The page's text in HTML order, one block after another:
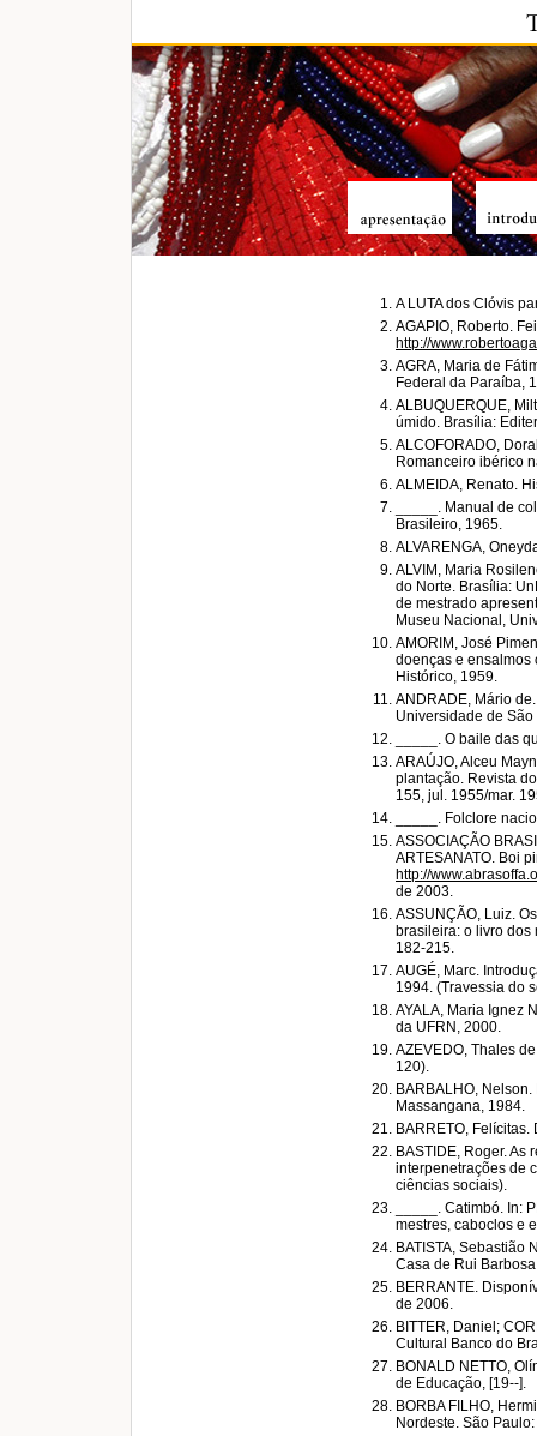
A LUTA dos Clóvis
AGAPIO, Roberto.
http://
AGRA, Maria de
Federal da Paraíba,
ALBUQUERQUE,
úmido. Brasília:
ALCOFORADO,
Romanceiro ibérico
ALMEIDA, Renato.
_____. Manual de
Brasileiro, 1965.
ALVARENGA,
ALVIM, Maria
do Norte. Brasília:
de mestrado
Museu Nacional,
AMORIM, José
doenças e ensalmos
Histórico, 1959.
ANDRADE, Mário
Universidade de
_____. O baile das
ARAÚJO, Alceu
plantação. Revista
155, jul. 1955/mar.
_____. Folclore
ASSOCIAÇÃO
ARTESANATO. Boi
http://
de 2003.
ASSUNÇÃO, Luiz.
brasileira: o livro dos
182-215.
AUGÉ, Marc.
1994. (Travessia do
AYALA, Maria Ignez
da UFRN, 2000.
AZEVEDO, Thales
120).
BARBALHO,
Massangana, 1984.
BARRETO,
BASTIDE, Roger.
interpenetrações de
ciências sociais).
_____. Catimbó. In:
mestres, caboclos e
BATISTA, Sebastião
Casa de Rui
BERRANTE.
de 2006.
BITTER, Daniel;
Cultural Banco do
BONALD NETTO,
de Educação, [19--].
BORBA FILHO,
Nordeste. São